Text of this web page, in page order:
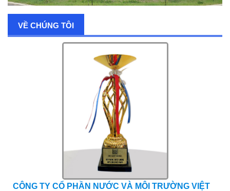
VỀ CHÚNG TÔI
CÔNG TY CỔ PHẦN NƯỚC VÀ MÔI TRƯỜNG VIỆT